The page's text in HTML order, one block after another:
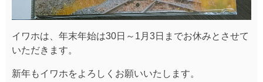
イワホは、年末年始は30日～1月3日までお休みとさせて
いただきます。
新年もイワホをよろしくお願いいたします。